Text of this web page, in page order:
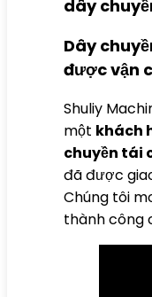
dây
Dây
được vận
Shuliy
một khách
chuyền tái
đã được
Chúng tôi
thành công